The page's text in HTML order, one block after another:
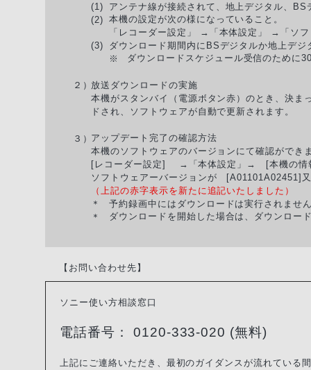
(1)
アンテナ線が接続されて、地上デジタル、
(2) 本機の設定が次の様になっていること。
「レコーダー設定」 →「本体設定」 →「ソ
(3)
ダウンロード期間内にBSデジタルか地上デ
※
ダウンロードスケジュール受信のために
２）放送ダウンロードの実施
本機がスタンバイ（電源ボタン赤）のとき、決ま
ドされ、ソフトウェアが自動で更新されます。
３）アップデート完了の確認方法
本機のソフトウェアのバージョンにて確認ができ
[レコーダー設定] →「本体設定」→ [本機の情
ソフトウェアーバージョンが [A01101A02451]
（上記の赤字表示を新たに追記いたしました）
＊
予約録画中にはダウンロードは実行されませ
＊
ダウンロードを開始した場合は、ダウンロー
【お問い合わせ先】
ソニー使い方相談窓口
電話番号： 0120-333-020 (無料)
上記にご連絡いただき、最初のガイダンスが流れている